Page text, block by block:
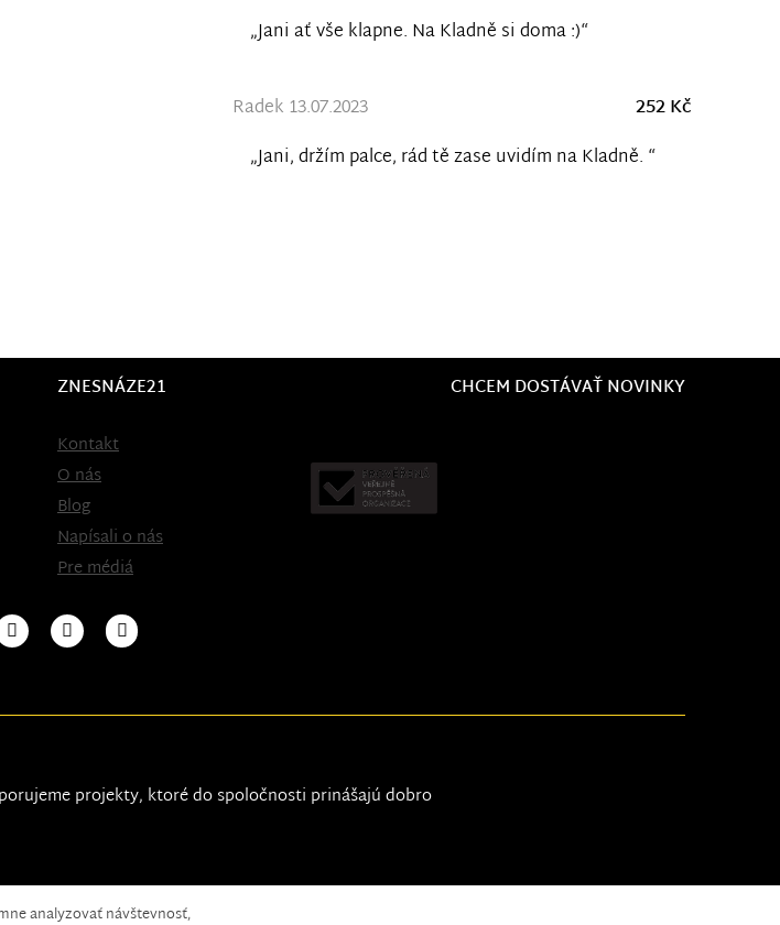
„Jani ať vše klapne. Na Kladně si doma :)“
Radek 13.07.2023
252 Kč
„Jani, držím palce, rád tě zase uvidím na Kladně. “
ZNESNÁZE21
Kontakt
O nás
Blog
Napísali o nás
Pre médiá
CHCEM DOSTÁVAŤ NOVINKY
projekty, ktoré do spoločnosti prinášajú dobro
analyzovať návštevnosť,